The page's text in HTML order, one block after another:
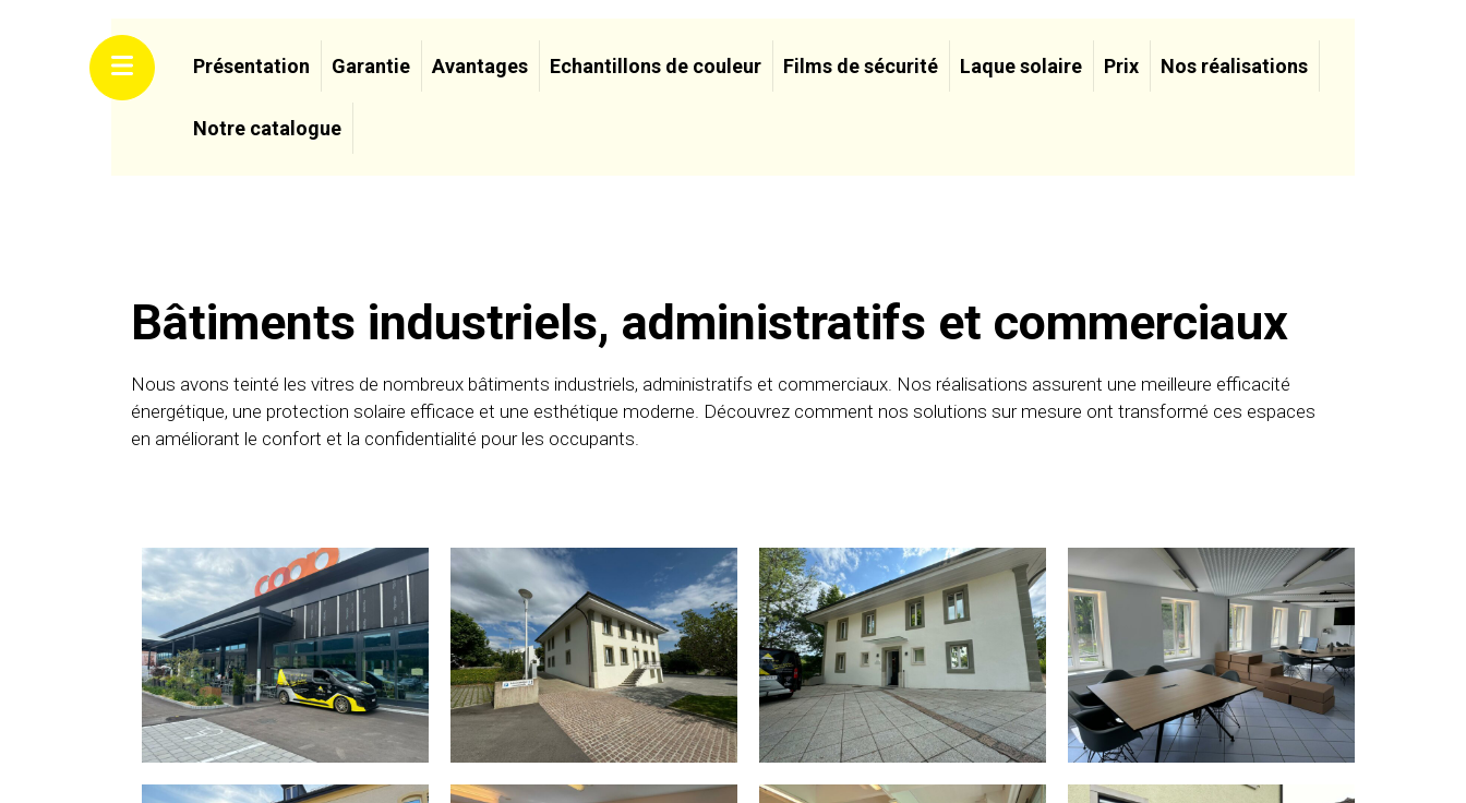
Présentation Garantie Avantages Echantillons de couleur Films de sécurité Laque solaire Prix Nos réalisations
Notre catalogue
Bâtiments industriels, administratifs et commerciaux
Nous avons teinté les vitres de nombreux bâtiments industriels, administratifs et commerciaux. Nos réalisations assurent une meilleure efficacité
énergétique, une protection solaire efficace et une esthétique moderne. Découvrez comment nos solutions sur mesure ont transformé ces espaces
en améliorant le confort et la confidentialité pour les occupants.